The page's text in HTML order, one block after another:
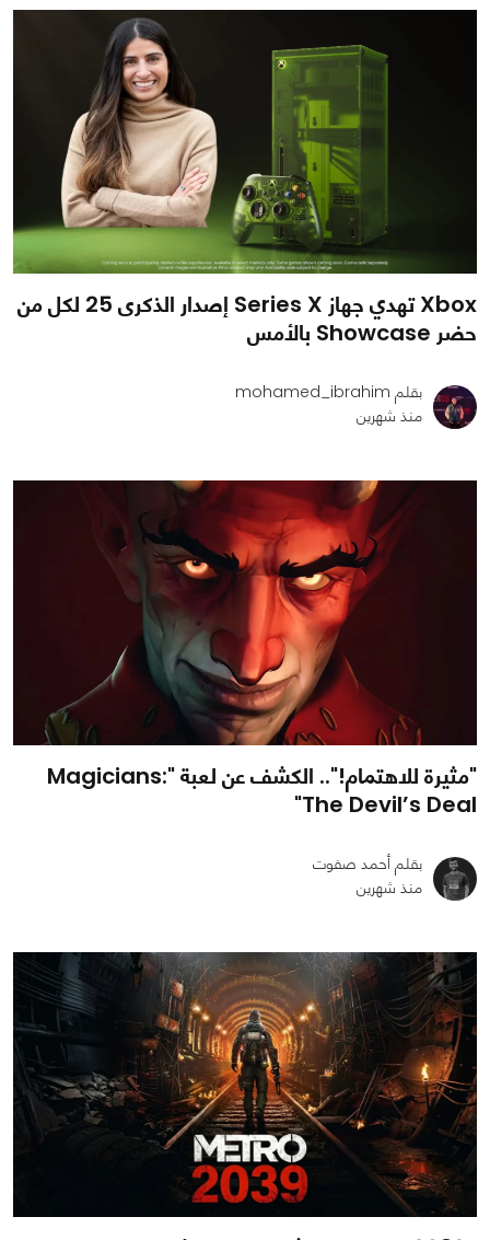
1152
1
Xbox تهدي جهاز Series X إصدار الذكرى 25 لكل من
حضر Showcase بالأمس
بقلم mohamed_ibrahim
منذ شهرين
543
0
0
"مثيرة للاهتمام!".. الكشف عن لعبة "Magicians:
The Devil’s Deal"
بقلم أحمد صفوت
منذ شهرين